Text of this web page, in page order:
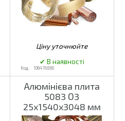
106476860
Алюмінієва плита
5083 О3
25х1540х3048 мм